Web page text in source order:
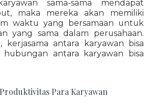
sama-sama mendapat
maka mereka akan memiliki
waktu yang bersamaan untuk
yang sama dalam perusahaan.
kerjasama antara karyawan bisa
antara karyawan bisa
Para Karyawan